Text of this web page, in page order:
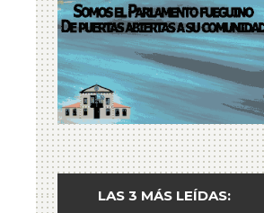
LAS 3 MÁS LEÍDAS: